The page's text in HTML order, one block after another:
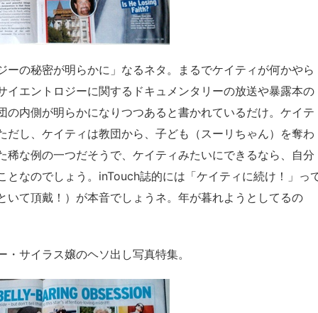
の秘密が明らかに」なるネタ。まるでケイティが何かやら
エントロジーに関するドキュメンタリーの放送や暴露本の
内側が明らかになりつつあると書かれているだけ。ケイテ
し、ケイティは教団から、子ども（スーリちゃん）を奪わ
な例の一つだそうで、ケイティみたいにできるなら、自分
となのでしょう。inTouch誌的には「ケイティに続け！」っ
て頂戴！）が本音でしょうネ。年が暮れようとしてるの
サイラス嬢のヘソ出し写真特集。